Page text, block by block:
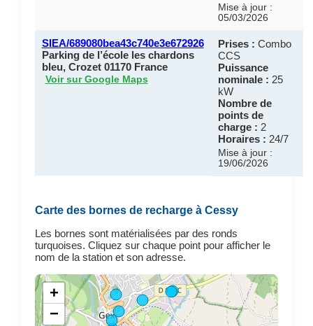
Mise à jour :
05/03/2026
SIEA/689080bea43c740e3e672926
Parking de l’école les chardons
bleu, Crozet 01170 France
Voir sur Google Maps
Prises : Combo
CCS
Puissance
nominale : 25
kW
Nombre de
points de
charge : 2
Horaires : 24/7
Mise à jour :
19/06/2026
Carte des bornes de recharge à Cessy
Les bornes sont matérialisées par des ronds
turquoises. Cliquez sur chaque point pour afficher le
nom de la station et son adresse.
+
−